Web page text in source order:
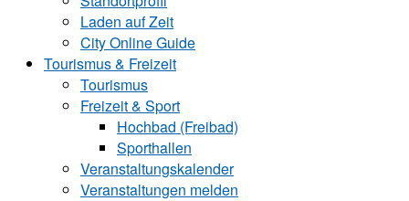
Laden auf Zeit
City Online Guide
Tourismus & Freizeit
Tourismus
Freizeit & Sport
Hochbad (Freibad)
Sporthallen
Veranstaltungskalender
Veranstaltungen melden